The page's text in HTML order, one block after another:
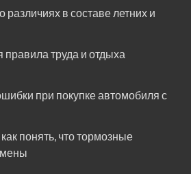
различиях в составе летних и
правила труда и отдыха
при покупке автомобиля с
понять, что тормозные